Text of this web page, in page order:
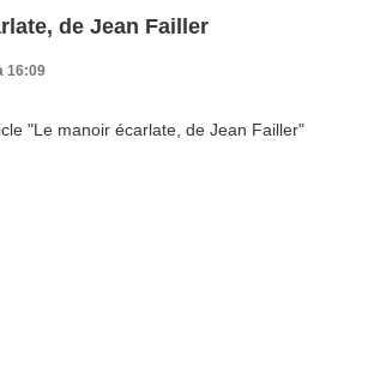
de Jean Failler
16:09